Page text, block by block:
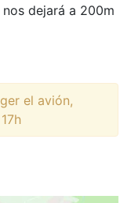
dejará a 200m
el avión,